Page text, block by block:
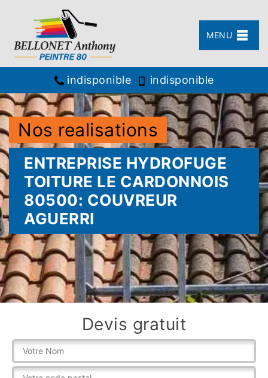
MENU
indisponible indisponible
Nos realisations
ENTREPRISE HYDROFUGE
TOITURE LE CARDONNOIS
80500: COUVREUR
AGUERRI
Devis gratuit